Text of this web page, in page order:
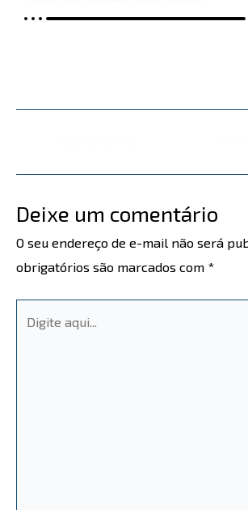
Deixe um comentário
O seu endereço de e-mail não será
obrigatórios são marcados com *
aqui...